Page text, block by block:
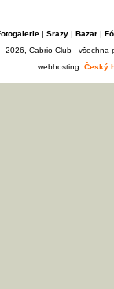
| Srazy| Bazar|
2026, Cabrio Club - všechna
webhosting: Český